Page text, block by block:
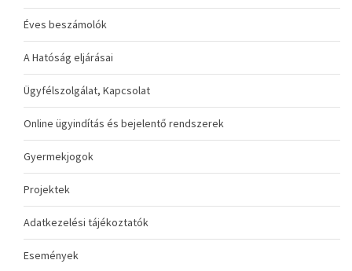
Éves beszámolók
A Hatóság eljárásai
Ügyfélszolgálat, Kapcsolat
Online ügyindítás és bejelentő rendszerek
Gyermekjogok
Projektek
Adatkezelési tájékoztatók
Események